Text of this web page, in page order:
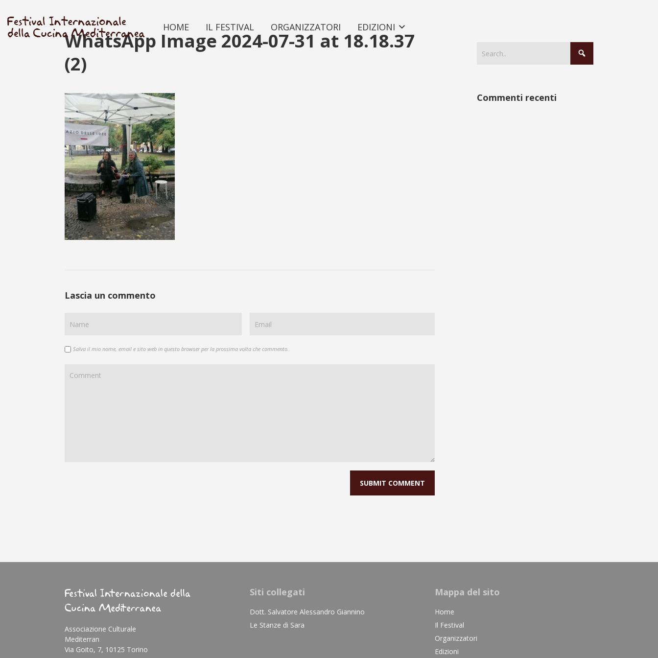
HOME IL FESTIVAL ORGANIZZATORI EDIZIONI
WhatsApp Image 2024-07-31 at 18.18.37
(2)
Lascia un commento
Salva il mio nome, email e sito web in questo browser per la prossima volta che commento.
Commenti recenti
Festival Internazionale della
Cucina Mediterranea
Associazione Culturale
Mediterran
Via Goito, 7, 10125 Torino
Siti collegati
Dott. Salvatore Alessandro Giannino
Le Stanze di Sara
Mappa del sito
Home
Il Festival
Organizzatori
Edizioni